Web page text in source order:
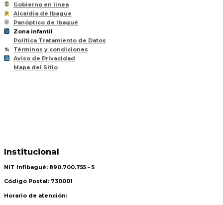
Gobierno en linea
Alcaldia de Ibague
Panóptico de Ibagué
Zona infantil
Política Tratamiento de Datos
Términos y condiciones
Aviso de Privacidad
Mapa del Sitio
Institucional
NIT Infibagué: 890.700.755 – 5
Código Postal: 730001
Horario de atención: